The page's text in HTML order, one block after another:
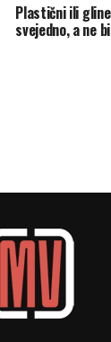
Plastični ili
svejedno, a ne